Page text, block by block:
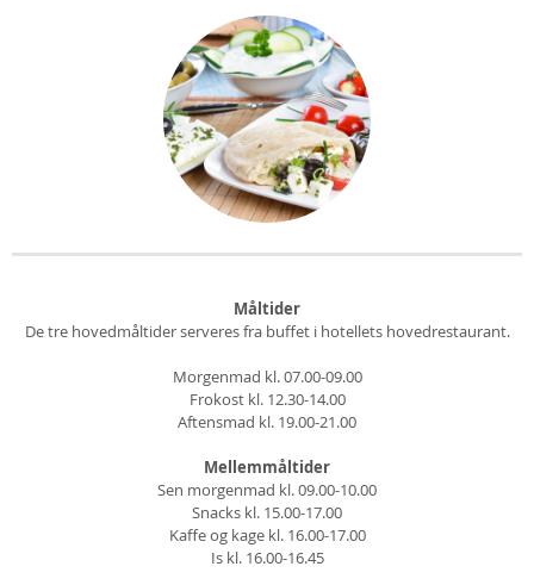
Måltider
De tre hovedmåltider serveres fra buffet i hotellets hovedrestaurant.
Morgenmad kl. 07.00-09.00
Frokost kl. 12.30-14.00
Aftensmad kl. 19.00-21.00
Mellemmåltider
Sen morgenmad kl. 09.00-10.00
Snacks kl. 15.00-17.00
Kaffe og kage kl. 16.00-17.00
Is kl. 16.00-16.45